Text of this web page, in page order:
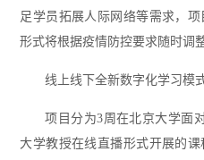
足学员拓展人际网络等需求，
形式将根据疫情防控要求随时调整
线上线下全新数字化学习模
项目分为3周在北京大学面
大学教授在线直播形式开展的